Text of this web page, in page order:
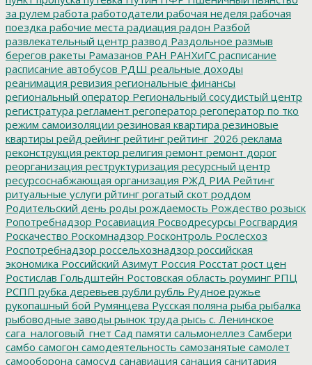
за рулем работа работодатели рабочая неделя рабочая
поездка рабочие места радиация радон Разбой
развлекательный центр развод Раздольное размыв
берегов ракеты Рамазанов РАН РАНХиГС расписание
расписание автобусов РДШ реальные доходы
реанимация ревизия региональные финансы
региональный оператор Региональный сосудистый центр
регистратура регламент регоператор регоператор по тко
режим самоизоляции резиновая квартира резиновые
квартиры рейд рейинг рейтинг рейтинг_2026 реклама
реконструкция ректор религия ремонт ремонт дорог
реорганизация реструктуризация ресурсный центр
ресурсоснабжающая организация РЖД РИА Рейтинг
ритуальные услуги рйтинг рогатый скот роддом
Родительский день роды рождаемость Рождество розыск
Ропотребнадзор Росавиация Росводресурсы Росгвардия
Роскачество Роскомнадзор Росконтроль Рослесхоз
Роспотребнадзор россельхознадзор российская
экономика Российский Азимут Россия Росстат рост цен
Ростислав Гольдштейн Ростовская область роуминг РПЦ
РСПП рубка деревьев рубли рубль Рудное ружье
рукопашный бой Румянцева Русская поляна рыба рыбалка
рыбоводные заводы рынок труда рысь с. Ленинское
сага_налоговый_гнет Сад памяти сальмонеллез Самбери
самбо самогон самодеятельность самозанятые самолет
самооборона самосуд санавиация санация санитария